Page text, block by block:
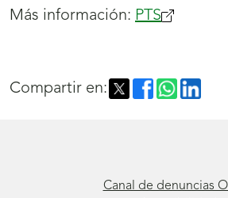
Más información: PTS
Compartir en:
Canal de denuncias